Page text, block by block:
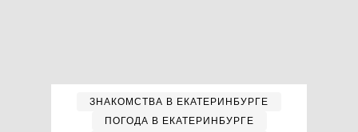
ЗНАКОМСТВА В ЕКАТЕРИНБУРГЕ
ПОГОДА В ЕКАТЕРИНБУРГЕ